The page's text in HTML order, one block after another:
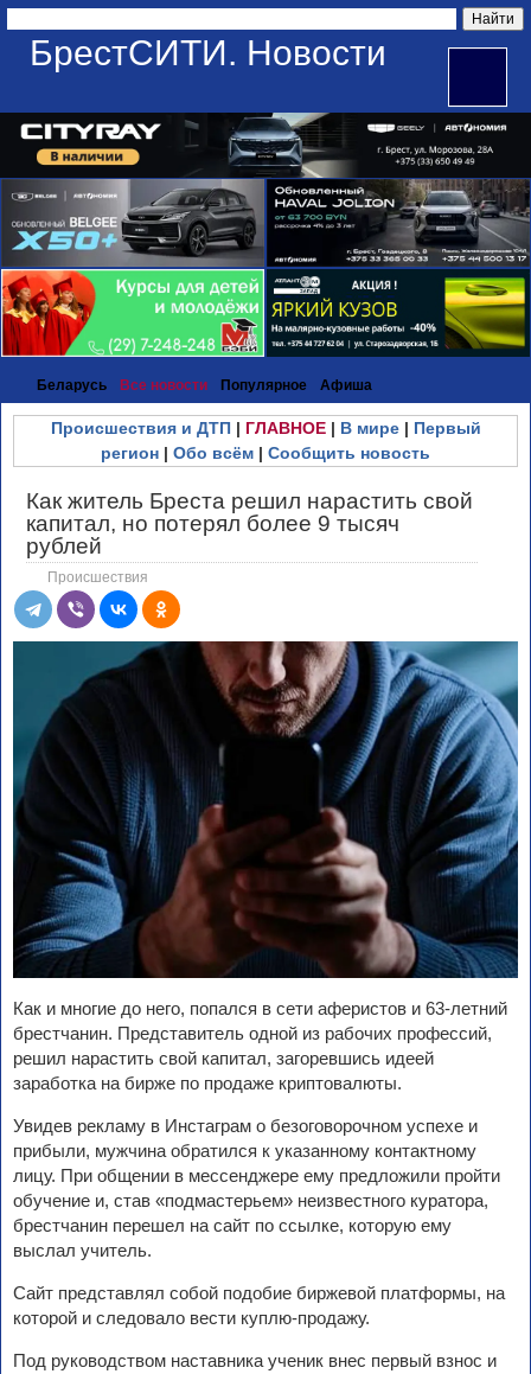
БрестСИТИ. Новости
Беларусь Все новости Популярное Афиша
Происшествия и ДТП| ГЛАВНОЕ| В мире| Первый
регион | Обо всём | Сообщить новость
Как житель Бреста решил нарастить свой
капитал, но потерял более 9 тысяч
рублей
Происшествия
Как и многие до него, попался в сети аферистов и 63-летний
брестчанин. Представитель одной из рабочих профессий,
решил нарастить свой капитал, загоревшись идеей
заработка на бирже по продаже криптовалюты.
Увидев рекламу в Инстаграм о безоговорочном успехе и
прибыли, мужчина обратился к указанному контактному
лицу. При общении в мессенджере ему предложили пройти
обучение и, став «подмастерьем» неизвестного куратора,
брестчанин перешел на сайт по ссылке, которую ему
выслал учитель.
Сайт представлял собой подобие биржевой платформы, на
которой и следовало вести куплю-продажу.
Под руководством наставника ученик внес первый взнос и